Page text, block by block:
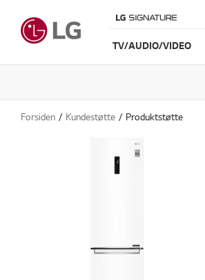
TV/AUDIO/VIDEO
Forsiden Kundestøtte Produktstøtte